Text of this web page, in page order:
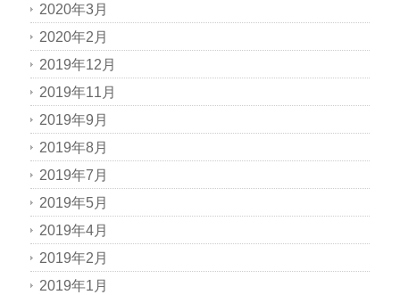
2020年3月
2020年2月
2019年12月
2019年11月
2019年9月
2019年8月
2019年7月
2019年5月
2019年4月
2019年2月
2019年1月